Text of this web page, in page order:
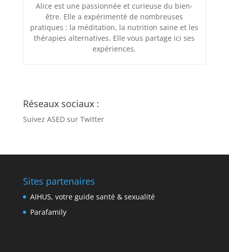
Alice est une passionnée et curieuse du bien-
être. Elle a expérimenté de nombreuses
pratiques : la méditation, la nutrition saine et les
thérapies alternatives. Elle vous partage ici ses
expériences.
Réseaux sociaux :
Suivez ASED sur Twitter
Sites partenaires
AIHUS, votre guide santé & sexualité
Parafamily